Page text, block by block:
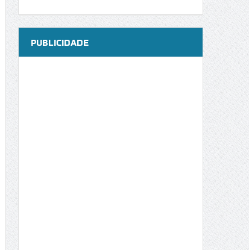
PUBLICIDADE